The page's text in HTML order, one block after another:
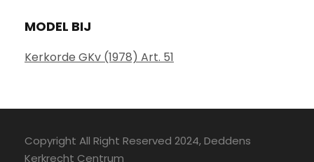
MODEL BIJ
Kerkorde GKv (1978) Art. 51
Copyright All Right Reserved 2024, Deddens
Kerkrecht Centrum